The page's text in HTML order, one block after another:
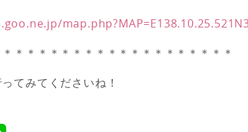
＊＊＊＊＊＊＊＊＊＊＊＊＊＊＊＊＊＊＊
てみてくださいね！